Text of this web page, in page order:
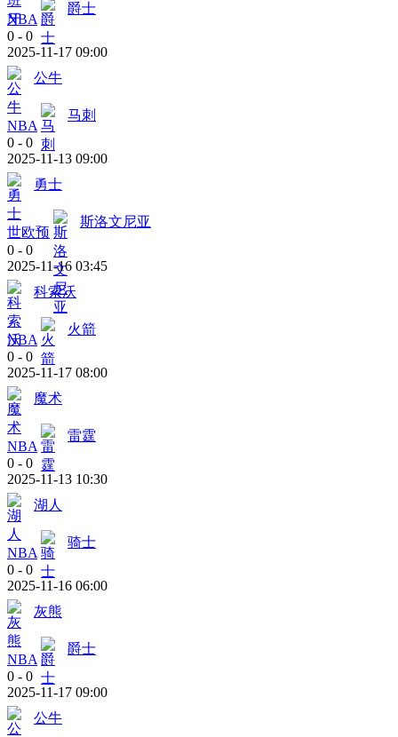
NBA
爵士
0 - 0
2025-11-17 09:00
公牛
NBA
马刺
0 - 0
2025-11-13 09:00
勇士
世欧预
斯洛文尼亚
0 - 0
2025-11-16 03:45
科索沃
NBA
火箭
0 - 0
2025-11-17 08:00
魔术
NBA
雷霆
0 - 0
2025-11-13 10:30
湖人
NBA
骑士
0 - 0
2025-11-16 06:00
灰熊
NBA
爵士
0 - 0
2025-11-17 09:00
公牛